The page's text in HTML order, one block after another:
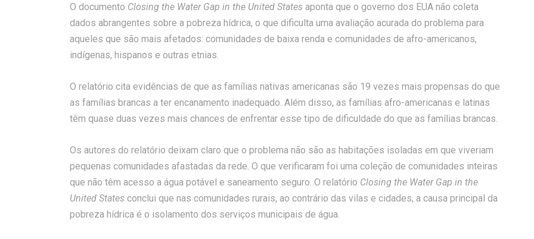
O documento Closing the Water Gap in the United States aponta que o governo dos EUA não coleta
dados abrangentes sobre a pobreza hídrica, o que dificulta uma avaliação acurada do problema para
aqueles que são mais afetados: comunidades de baixa renda e comunidades de afro-americanos,
indígenas, hispanos e outras etnias.
O relatório cita evidências de que as famílias nativas americanas são 19 vezes mais propensas do que
as famílias brancas a ter encanamento inadequado. Além disso, as famílias afro-americanas e latinas
têm quase duas vezes mais chances de enfrentar esse tipo de dificuldade do que as famílias brancas.
Os autores do relatório deixam claro que o problema não são as habitações isoladas em que viveriam
pequenas comunidades afastadas da rede. O que verificaram foi uma coleção de comunidades inteiras
que não têm acesso a água potável e saneamento seguro. O relatório Closing the Water Gap in the
United States conclui que nas comunidades rurais, ao contrário das vilas e cidades, a causa principal da
pobreza hídrica é o isolamento dos serviços municipais de água.